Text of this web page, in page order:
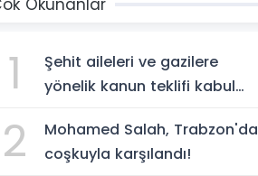
Okunanlar
1
Şehit aileleri ve gazilere
yönelik kanun teklifi kabul
2
Mohamed Salah, Trabzon'da
coşkuyla karşılandı!